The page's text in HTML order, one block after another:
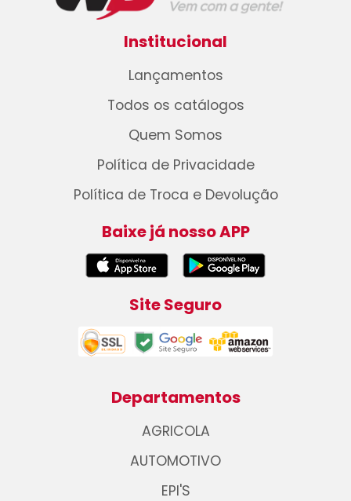
Institucional
Lançamentos
Todos os catálogos
Quem Somos
Política de Privacidade
Política de Troca e Devolução
Baixe já nosso APP
Site Seguro
Departamentos
AGRICOLA
AUTOMOTIVO
EPI'S